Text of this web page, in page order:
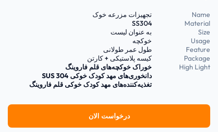
Name
تجهیزات مزرعه خوک
Material
SS304
Size
به عنوان لیست
Usage
خوکچه
Feature
طول عمر طولانی
Package
کیسه پلاستیکی + کارتن
High Light
خوراک خوکچه‌های قلم فاروینگ
دانخوری‌های مهد کودک خوکی SUS 304
تغذیه‌کننده‌های مهد کودک خوکی قلم فاروینگ
درخواست الان